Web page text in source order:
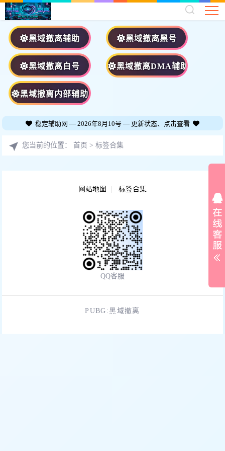
黑域撤离辅助 黑域撤离黑号
黑域撤离白号 黑域撤离DMA辅助
黑域撤离内部辅助
稳定辅助网 — 2026年8月10号 — 更新状态、点击查看
您当前的位置：首页 >标签合集
网站地图 标签合集
QQ客服
PUBG:黑域撤离